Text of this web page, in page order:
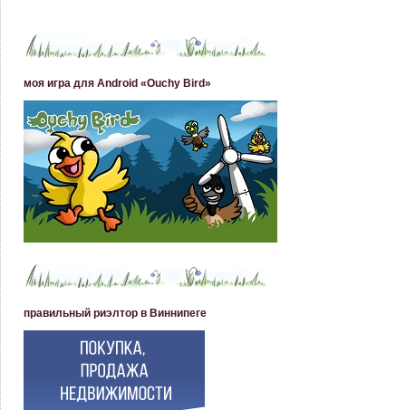
моя игра для Android «Ouchy Bird»
правильный риэлтор в Виннипеге